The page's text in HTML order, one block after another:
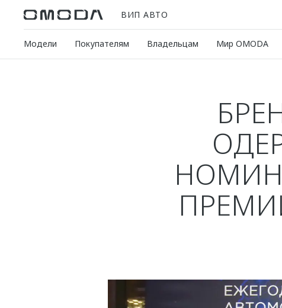
ВИП АВТО
Модели Покупателям Владельцам Мир OMODA